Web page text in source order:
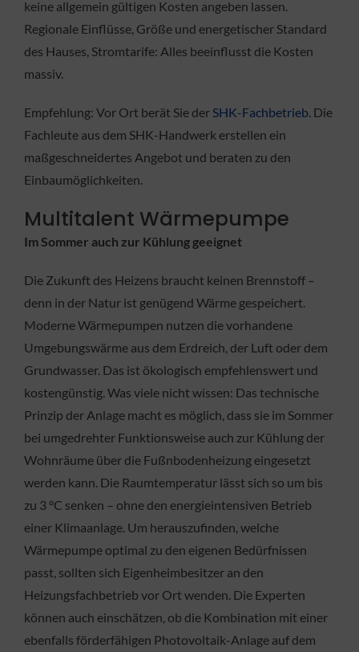
keine allgemein gültigen Kosten angeben lassen.
Regionale Einflüsse, Größe und energetischer Standard
des Hauses, Stromtarife: Alles beeinflusst die Kosten
massiv.
Empfehlung: Vor Ort berät Sie derSHK-Fachbetrieb. Die
Fachleute aus dem SHK-Handwerk erstellen ein
maßgeschneidertes Angebot und beraten zu den
Einbaumöglichkeiten.
Multitalent Wärmepumpe
Im Sommer auch zur Kühlung geeignet
Die Zukunft des Heizens braucht keinen Brennstoff –
denn in der Natur ist genügend Wärme gespeichert.
Moderne Wärmepumpen nutzen die vorhandene
Umgebungswärme aus dem Erdreich, der Luft oder dem
Grundwasser. Das ist ökologisch empfehlenswert und
kostengünstig. Was viele nicht wissen: Das technische
Prinzip der Anlage macht es möglich, dass sie im Sommer
bei umgedrehter Funktionsweise auch zur Kühlung der
Wohnräume über die Fußnbodenheizung eingesetzt
werden kann. Die Raumtemperatur lässt sich so um bis
zu 3 °C senken – ohne den energieintensiven Betrieb
einer Klimaanlage. Um herauszufinden, welche
Wärmepumpe optimal zu den eigenen Bedürfnissen
passt, sollten sich Eigenheimbesitzer an den
Heizungsfachbetrieb vor Ort wenden. Die Experten
können auch einschätzen, ob die Kombination mit einer
ebenfalls förderfähigen Photovoltaik-Anlage auf dem